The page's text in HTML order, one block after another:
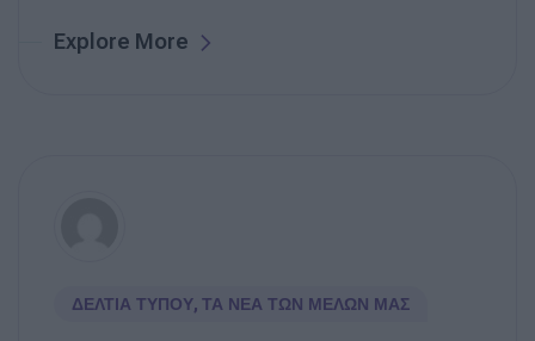
Explore More
ΔΕΛΤΊΑ ΤΎΠΟΥ, ΤΑ ΝΈΑ ΤΩΝ ΜΕΛΏΝ ΜΑΣ